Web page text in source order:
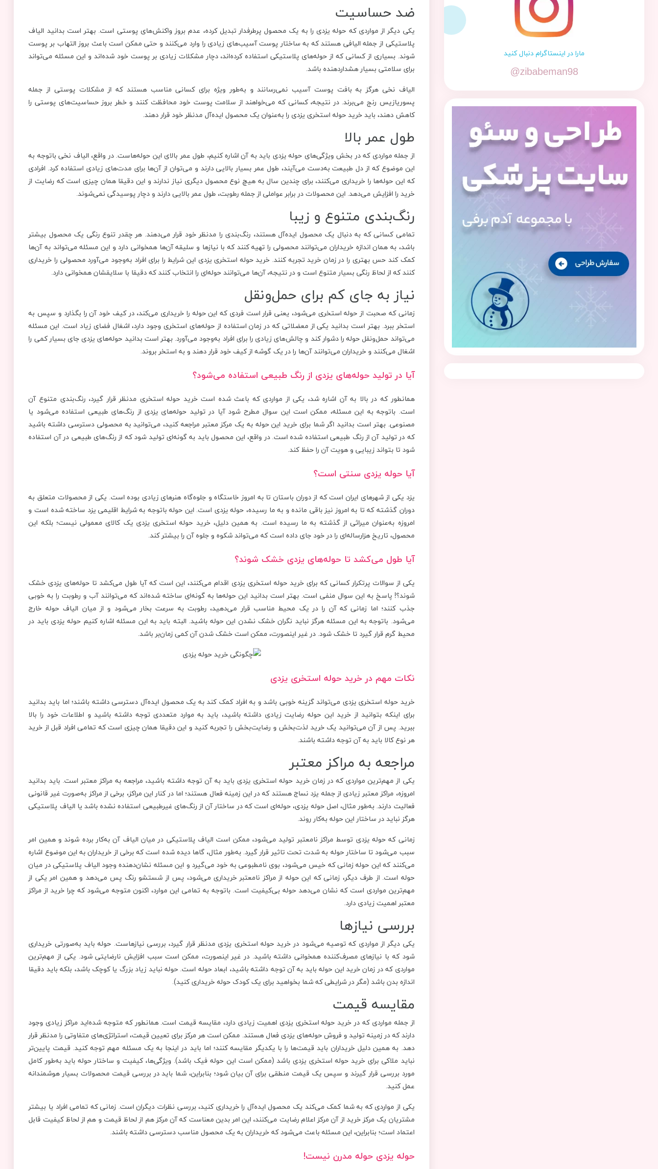
مارا در اینستاگرام دنبال کنید
@zibabeman98
ضد حساسیت
یکی دیگر از مواردی که حوله یزدی را به یک محصول پرطرفدار تبدیل کرده، عدم بروز واکنش‌های پوستی است. بهتر است بدانید الیاف
پلاستیکی از جمله الیافی هستند که به ساختار پوست آسیب‌های زیادی را وارد می‌کنند و حتی ممکن است باعث بروز التهاب بر پوست
شوند. بسیاری از کسانی که از حوله‌های پلاستیکی استفاده کرده‌اند، دچار مشکلات زیادی بر پوست خود شده‌اند و این مسئله می‌تواند
برای سلامتی بسیار هشداردهنده باشد.
الیاف نخی هرگز به بافت پوست آسیب نمی‌رسانند و به‌طور ویژه برای کسانی مناسب هستند که از مشکلات پوستی از جمله
پسوریازیس رنج می‌برند. در نتیجه، کسانی که می‌خواهند از سلامت پوست خود محافظت کنند و خطر بروز حساسیت‌های پوستی را
کاهش دهند، باید خرید حوله استخری یزدی را به‌عنوان یک محصول ایده‌آل مدنظر خود قرار دهند.
طول عمر بالا
از جمله مواردی که در بخش ویژگی‌های حوله یزدی باید به آن اشاره کنیم، طول عمر بالای این حوله‌هاست. در واقع، الیاف نخی باتوجه به
این موضوع که از دل طبیعت به‌دست می‌آیند، طول عمر بسیار بالایی دارند و می‌توان از آن‌ها برای مدت‌های زیادی استفاده کرد. افرادی
که این حوله‌ها را خریداری می‌کنند، برای چندین سال به هیچ نوع محصول دیگری نیاز ندارند و این دقیقا همان چیزی است که رضایت از
خرید را افزایش می‌دهد. این محصولات در برابر عواملی از جمله رطوبت، طول عمر بالایی دارند و دچار پوسیدگی نمی‌شوند.
رنگ‌بندی متنوع و زیبا
تمامی کسانی که به دنبال یک محصول ایده‌آل هستند، رنگ‌بندی را مدنظر خود قرار می‌دهند. هر چقدر تنوع رنگی یک محصول بیشتر
باشد، به همان اندازه خریداران می‌توانند محصولی را تهیه کنند که با نیازها و سلیقه آن‌ها همخوانی دارد و این مسئله می‌تواند به آن‌ها
کمک کند حس بهتری را در زمان خرید تجربه کنند. خرید حوله استخری یزدی این شرایط را برای افراد به‌وجود می‌آورد محصولی را خریداری
کنند که از لحاظ رنگی بسیار متنوع است و در نتیجه، آن‌ها می‌توانند حوله‌ای را انتخاب کنند که دقیقا با سلایقشان همخوانی دارد.
نیاز به جای کم برای حمل‌ونقل
زمانی که صحبت از حوله استخری می‌شود، یعنی قرار است فردی که این حوله را خریداری می‌کند، در کیف خود آن را بگذارد و سپس به
استخر ببرد. بهتر است بدانید یکی از معضلاتی که در زمان استفاده از حوله‌های استخری وجود دارد، اشغال فضای زیاد است. این مسئله
می‌تواند حمل‌ونقل حوله را دشوار کند و چالش‌های زیادی را برای افراد به‌وجود می‌آورد. بهتر است بدانید حوله‌های یزدی جای بسیار کمی را
اشغال می‌کنند و خریداران می‌توانند آن‌ها را در یک گوشه از کیف خود قرار دهند و به استخر بروند.
آیا در تولید حوله‌های یزدی از رنگ طبیعی استفاده می‌شود؟
همانطور که در بالا به آن اشاره شد، یکی از مواردی که باعث شده است خرید حوله استخری مدنظر قرار گیرد، رنگ‌بندی متنوع آن
است. باتوجه به این مسئله، ممکن است این سوال مطرح شود آیا در تولید حوله‌های یزدی از رنگ‌های طبیعی استفاده می‌شود یا
مصنوعی. بهتر است بدانید اگر شما برای خرید این حوله به یک مرکز معتبر مراجعه کنید، می‌توانید به محصولی دسترسی داشته باشید
که در تولید آن از رنگ طبیعی استفاده شده است. در واقع، این محصول باید به گونه‌ای تولید شود که از رنگ‌های طبیعی در آن استفاده
شود تا بتواند زیبایی و هویت آن را حفظ کند.
آیا حوله یزدی سنتی است؟
یزد یکی از شهرهای ایران است که از دوران باستان تا به امروز خاستگاه و جلوه‌گاه هنرهای زیادی بوده است. یکی از محصولات متعلق به
دوران گذشته که تا به امروز نیز باقی مانده و به ما رسیده، حوله یزدی است. این حوله باتوجه به شرایط اقلیمی یزد ساخته شده است و
امروزه به‌عنوان میراثی از گذشته به ما رسیده است. به همین دلیل، خرید حوله استخری یزدی یک کالای معمولی نیست؛ بلکه این
محصول، تاریخ هزارساله‌ای را در خود جای داده است که می‌تواند شکوه و جلوه آن را بیشتر کند.
آیا طول می‌کشد تا حوله‌های یزدی خشک شوند؟
یکی از سوالات پرتکرار کسانی که برای خرید حوله استخری یزدی اقدام می‌کنند، این است که آیا طول می‌کشد تا حوله‌های یزدی خشک
شوند؟! پاسخ به این سوال منفی است. بهتر است بدانید این حوله‌ها به گونه‌ای ساخته شده‌اند که می‌توانند آب و رطوبت را به خوبی
جذب کنند؛ اما زمانی که آن را در یک محیط مناسب قرار می‌دهید، رطوبت به سرعت بخار می‌شود و از میان الیاف حوله خارج
می‌شود. باتوجه به این مسئله هرگز نباید نگران خشک نشدن این حوله باشید. البته باید به این مسئله اشاره کنیم حوله یزدی باید در
محیط گرم قرار گیرد تا خشک شود. در غیر اینصورت، ممکن است خشک شدن آن کمی زمان‌بر باشد.
نکات مهم در خرید حوله استخری یزدی
خرید حوله استخری یزدی می‌تواند گزینه خوبی باشد و به افراد کمک کند به یک محصول ایده‌آل دسترسی داشته باشند؛ اما باید بدانید
برای اینکه بتوانید از خرید این حوله رضایت زیادی داشته باشید، باید به موارد متعددی توجه داشته باشید و اطلاعات خود را بالا
ببرید. پس از آن می‌توانید یک خرید لذت‌بخش و رضایت‌بخش را تجربه کنید و این دقیقا همان چیزی است که تمامی افراد قبل از خرید
هر نوع کالا باید به آن توجه داشته باشند.
مراجعه به مراکز معتبر
یکی از مهم‌ترین مواردی که در زمان خرید حوله استخری یزدی باید به آن توجه داشته باشید، مراجعه به مراکز معتبر است. باید بدانید
امروزه، مراکز معتبر زیادی از جمله یزد نساج هستند که در این زمینه فعال هستند؛ اما در کنار این مراکز، برخی از مراکز به‌صورت غیر قانونی
فعالیت دارند. به‌طور مثال، اصل حوله یزدی، حوله‌ای است که در ساختار آن از رنگ‌های غیرطبیعی استفاده نشده باشد یا الیاف پلاستیکی
هرگز نباید در ساختار این حوله به‌کار روند.
زمانی که حوله یزدی توسط مراکز نامعتبر تولید می‌شود، ممکن است الیاف پلاستیکی در میان الیاف آن به‌کار برده شوند و همین امر
سبب می‌شود تا ساختار حوله به شدت تحت تاثیر قرار گیرد. به‌طور مثال، گاها دیده شده است که برخی از خریداران به این موضوع اشاره
می‌کنند که این حوله زمانی که خیس می‌شود، بوی نامطبوعی به خود می‌گیرد و این مسئله نشان‌دهنده وجود الیاف پلاستیکی در میان
حوله است. از طرف دیگر، زمانی که این حوله از مراکز نامعتبر خریداری می‌شود، پس از شستشو رنگ پس می‌دهد و همین امر یکی از
مهم‌ترین مواردی است که نشان می‌دهد حوله بی‌کیفیت است. باتوجه به تمامی این موارد، اکنون متوجه می‌شود که چرا خرید از مراکز
معتبر اهمیت زیادی دارد.
بررسی نیازها
یکی دیگر از مواردی که توصیه می‌شود در خرید حوله استخری یزدی مدنظر قرار گیرد، بررسی نیازهاست. حوله‌ باید به‌صورتی خریداری
شود که با نیازهای مصرف‌کننده همخوانی داشته باشید. در غیر اینصورت، ممکن است سبب افزایش نارضایتی شود. یکی از مهم‌ترین
مواردی که در زمان خرید این حوله باید به آن توجه داشته باشید، ابعاد حوله است. حوله نباید زیاد بزرگ یا کوچک باشد، بلکه باید دقیقا
اندازه بدن باشد (مگر در شرایطی که شما بخواهید برای یک کودک حوله خریداری کنید).
مقایسه قیمت
از جمله مواردی که در خرید حوله استخری یزدی اهمیت زیادی دارد، مقایسه قیمت است. همانطور که متوجه شده‌اید مراکز زیادی وجود
دارند که در زمینه تولید و فروش حوله‌های یزدی فعال هستند. ممکن است هر مرکز برای تعیین قیمت، استراتژی‌های متفاوتی را مدنظر قرار
دهد. به همین دلیل خریداران باید قیمت‌ها را با یکدیگر مقایسه کنند؛ اما باید در اینجا به یک مسئله مهم توجه کنید. قیمت پایین‌تر
نباید ملاکی برای خرید حوله استخری یزدی باشد (ممکن است این حوله فیک باشد). ویژگی‌ها، کیفیت و ساختار حوله باید به‌طور کامل
مورد بررسی قرار گیرند و سپس یک قیمت منطقی برای آن بیان شود؛ بنابراین، شما باید در بررسی قیمت محصولات بسیار هوشمندانه
عمل کنید.
یکی از مواردی که به شما کمک می‌کند یک محصول ایده‌آل را خریداری کنید، بررسی نظرات دیگران است. زمانی که تمامی افراد یا بیشتر
مشتریان یک مرکز خرید از آن مرکز اعلام رضایت می‌کنند، این امر بدین معناست که آن مرکز هم از لحاظ قیمت و هم از لحاظ کیفیت قابل
اعتماد است؛ بنابراین، این مسئله باعث می‌شود که خریداران به یک محصول مناسب دسترسی داشته باشند.
حوله یزدی حوله مدرن نیست!